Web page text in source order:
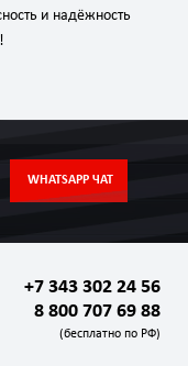
и надёжность
WHATSAPP ЧАТ
+7 343 302 24 56
8 800 707 69 88
(бесплатно по РФ)